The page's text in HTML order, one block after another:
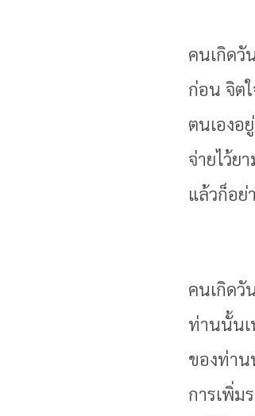
คนเกิดวั
ก่อน จิต
ตนเองอ
จ่ายไว้ย
แล้วก็อ
คนเกิดวั
ท่านนั้นเ
ของท่าน
การเพิ่ม